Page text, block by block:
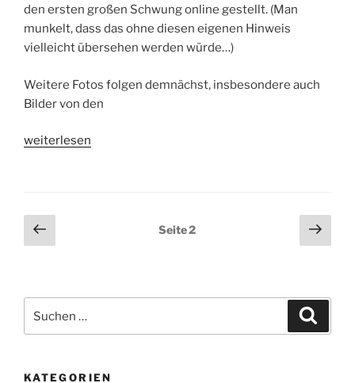
den ersten großen Schwung online gestellt. (Man
munkelt, dass das ohne diesen eigenen Hinweis
vielleicht übersehen werden würde…)
Weitere Fotos folgen demnächst, insbesondere auch
Bilder von den
„Fotos
online“
weiterlesen
Seitennummerierung
der
Vorherige
Seite
Seite2
nach:
KATEGORIEN